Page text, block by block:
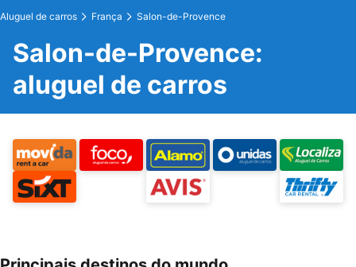
Aluguel de carros França Salon-de-Provence
Salon-de-Provence:
aluguel de carros